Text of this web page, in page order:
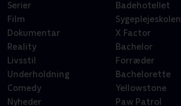
Serier
Film
Dokumentar
Reality
Livsstil
Underholdning
Comedy
Nyheder
Badehotellet
Sygeplejeskolen
X Factor
Bachelor
Forræder
Bachelorette
Yellowstone
Paw Patrol